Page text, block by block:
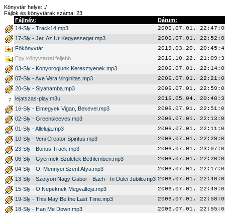
Könyvtár helye: ./
Fájlok és könyvtárak száma: 23
Fájlnév:
Dátum:
14-Sly - Track14.mp3
2006.07.01.
17-Sly - Jer, Az Ur Kegyesseget.mp3
2006.07.01.
Főkönyvtár
2019.03.20.
Egy könyvtárral feljebb
2016.10.22.
03-Sly - Konyorogjunk Keresztyenek.mp3
2006.07.01.
07-Sly - Ave Vera Virginitas.mp3
2006.07.01.
20-Sly - Siyahamba.mp3
2006.07.01.
lejatszas-play.m3u
2016.05.04.
16-Sly - Elmegyek Vigan, Bekevel.mp3
2006.07.01.
02-Sly - Greensleeves.mp3
2006.07.01.
01-Sly - Alleluja.mp3
2006.07.01.
10-Sly - Veni Creator Spiritus.mp3
2006.07.01.
23-Sly - Bonus Track.mp3
2006.07.01.
06-Sly - Gyermek Szuletek Bethlemben.mp3
2006.07.01.
04-Sly - O, Mennyei Szent Atya.mp3
2006.07.01.
13-Sly - Szotyori Nagy Gabor - Bach - In Dulci Jubilo.mp3 2006.07.01.
15-Sly - O Nepeknek Megvaltoja.mp3
2006.07.01.
19-Sly - This May Be the Last Time.mp3
2006.07.01.
18-Sly - Han Me Down.mp3
2006.07.01.